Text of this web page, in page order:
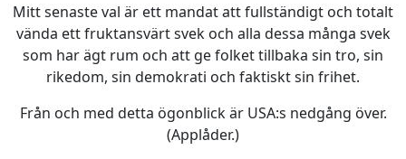
Mitt senaste val är ett mandat att fullständigt och totalt
vända ett fruktansvärt svek och alla dessa många svek
som har ägt rum och att ge folket tillbaka sin tro, sin
rikedom, sin demokrati och faktiskt sin frihet.
Från och med detta ögonblick är USA:s nedgång över.
(Applåder.)